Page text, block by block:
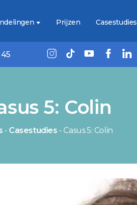
Prijzen Casestudies
5: Colin
- Casestudies - Casus 5: Colin